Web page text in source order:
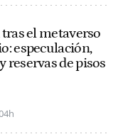
el metaverso
especulación,
reservas de pisos